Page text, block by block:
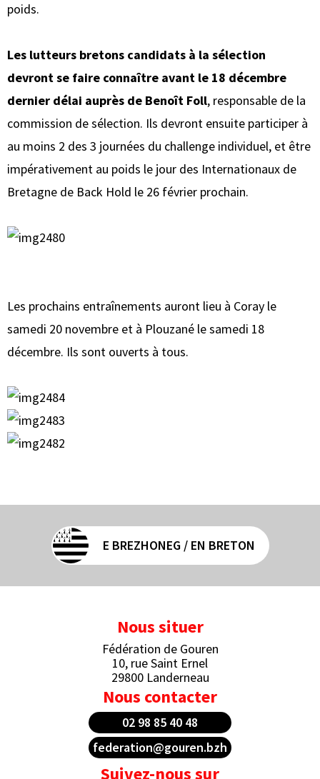
poids.
Les lutteurs bretons candidats à la sélection
devront se faire connaître avant le 18 décembre
dernier délai auprès de Benoît Foll, responsable de la
commission de sélection. Ils devront ensuite participer à
au moins 2 des 3 journées du challenge individuel, et être
impérativement au poids le jour des Internationaux de
Bretagne de Back Hold le 26 février prochain.
Les prochains entraînements auront lieu à Coray le
samedi 20 novembre et à Plouzané le samedi 18
décembre. Ils sont ouverts à tous.
E BREZHONEG / EN BRETON
Nous situer
Fédération de Gouren
10, rue Saint Ernel
29800 Landerneau
Nous contacter
02 98 85 40 48
federation@gouren.bzh
Suivez-nous sur